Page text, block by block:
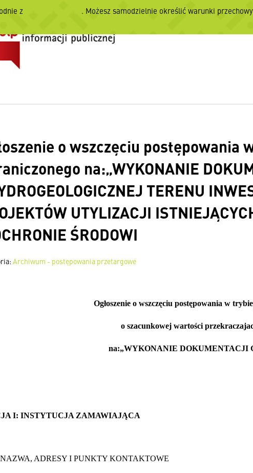
o wszczęciu
na:„WYKONANIE
TERENU
UTYLIZACJI
ŚRODOWI
Archiwum - postępowania przetargowe
Ogłoszenie o wszczęciu postępowania w
o szacunkowej wartości
na:„WYKONANIE DOKUMENTACJI
I: INSTYTUCJA ZAMAWIAJĄCA
ADRESY I PUNKTY KONTAKTOWE
z
. Możesz samodzielnie określić warunki